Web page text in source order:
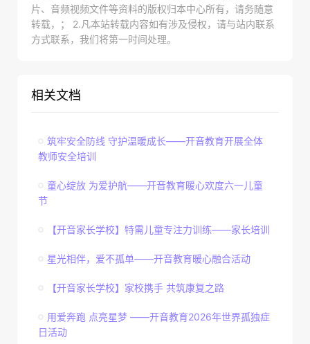
片、音频视频文件等资料的版权归本中心所有，请务随意
转载，； 2.凡本站转载内容如有涉及侵权，请与站内联系
方式联系，我们将第一时间处理。
相关文档
筑牢安全防线 守护温暖成长——开音教育开展全体
教师安全培训
童心绽放 为爱护航——开音教育暖心欢度六一儿童
节
【开音家长学校】特需儿童专注力训练——家长培训
星光相伴，爱不孤单——开音教育暖心融合活动
【开音家长学校】家校携手 共筑康复之路
用爱奔跑 点亮星梦 ——开音教育2026年世界孤独症
日活动